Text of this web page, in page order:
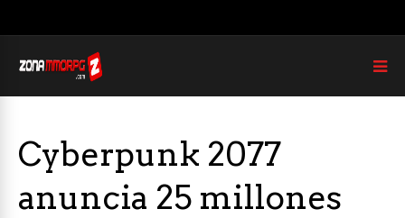
Cyberpunk 2077
anuncia 25 millones